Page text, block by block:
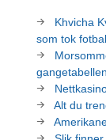
Khvicha
som tok
gangetabellen
Alt du